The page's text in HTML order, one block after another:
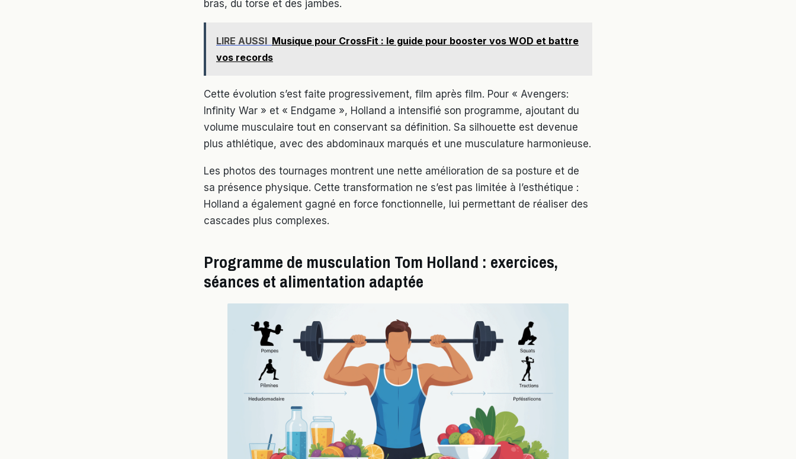
bras, du torse et des jambes.
LIRE AUSSI Musique pour CrossFit : le guide pour booster vos WOD et battre
vos records
Cette évolution s’est faite progressivement, film après film. Pour « Avengers:
Infinity War » et « Endgame », Holland a intensifié son programme, ajoutant du
volume musculaire tout en conservant sa définition. Sa silhouette est devenue
plus athlétique, avec des abdominaux marqués et une musculature harmonieuse.
Les photos des tournages montrent une nette amélioration de sa posture et de
sa présence physique. Cette transformation ne s’est pas limitée à l’esthétique :
Holland a également gagné en force fonctionnelle, lui permettant de réaliser des
cascades plus complexes.
Programme de musculation Tom Holland : exercices,
séances et alimentation adaptée